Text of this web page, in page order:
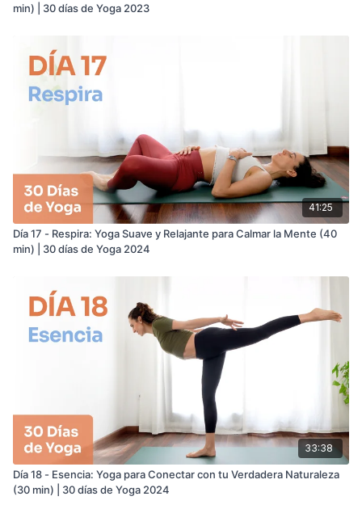
min) | 30 días de Yoga 2023
41:25
Día 17 - Respira: Yoga Suave y Relajante para Calmar la Mente (40
min) | 30 días de Yoga 2024
33:38
Día 18 - Esencia: Yoga para Conectar con tu Verdadera Naturaleza
(30 min) | 30 días de Yoga 2024